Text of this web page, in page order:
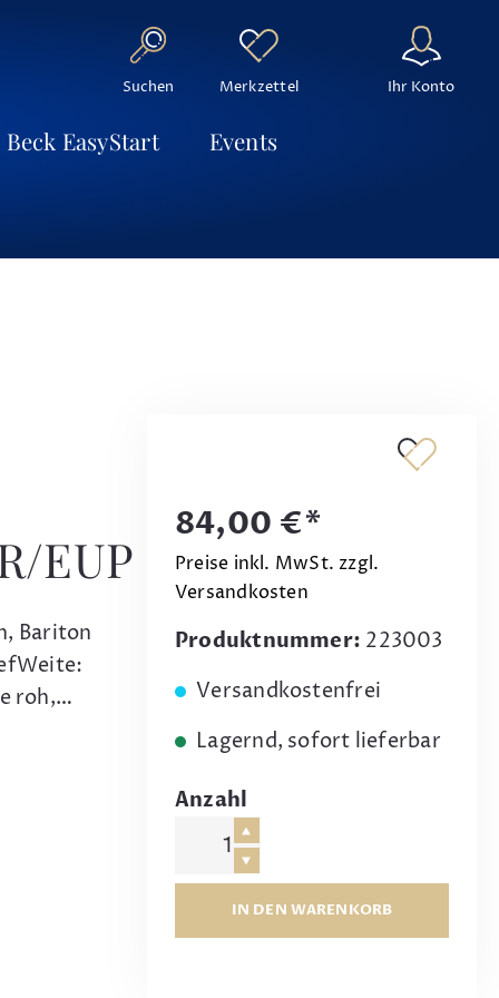
Beck EasyStart Events
Suchen Merkzettel Ihr Konto
EUP
Bariton
roh,…
84,00 €*
Preise inkl. MwSt. zzgl.
Versandkosten
Produktnummer: 223003
Versandkostenfrei
Lagernd, sofort lieferbar
Anzahl
IN DEN WARENKORB